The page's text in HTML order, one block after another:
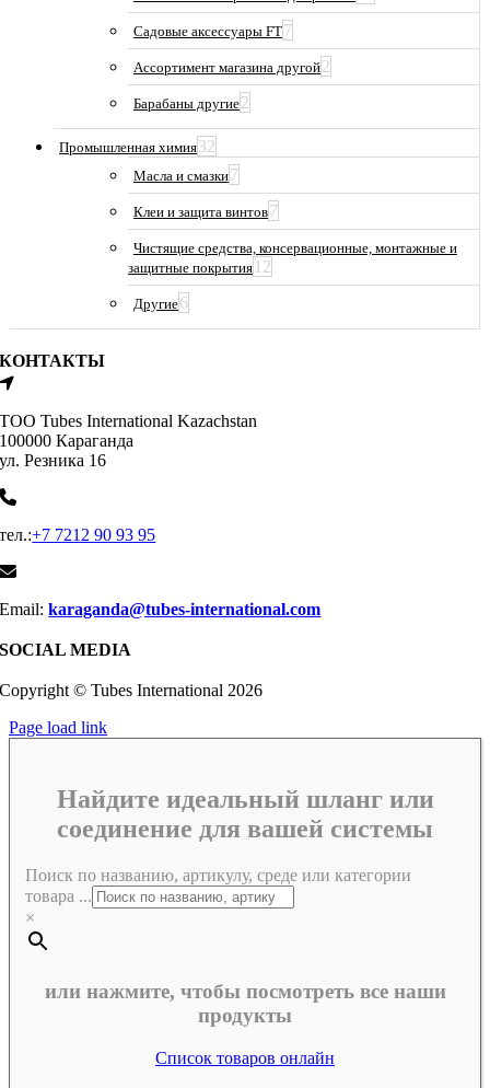
Садовые аксессуары FT7
Ассортимент магазина другой2
Барабаны другие2
Промышленная химия32
Масла и смазки7
Клеи и защита винтов7
Чистящие средства, консервационные, монтажные и
защитные покрытия 12
Другие6
КОНТАКТЫ
ТОО Tubes International Kazachstan
100000 Караганда
ул. Резника 16
тел.:+7 7212 90 93 95
Email:karaganda@tubes-international.com
SOCIAL MEDIA
Copyright © Tubes International 2026
Page load link
Найдите идеальный шланг или
соединение для вашей системы
Поиск по названию, артикулу, среде или категории
товара ...
×
или нажмите, чтобы посмотреть все наши
продукты
Список товаров онлайн